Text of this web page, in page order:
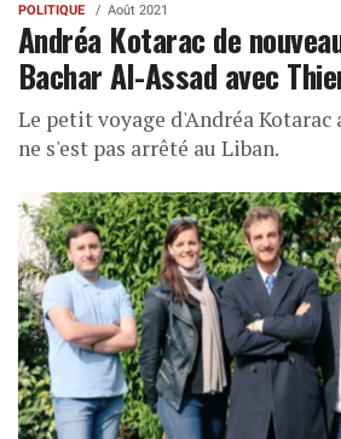
POLITIQUE Août 2021
Andréa Kotarac de
Bachar Al-Assad avec
Le petit voyage d'Andréa
ne s'est pas arrêté au Liban.